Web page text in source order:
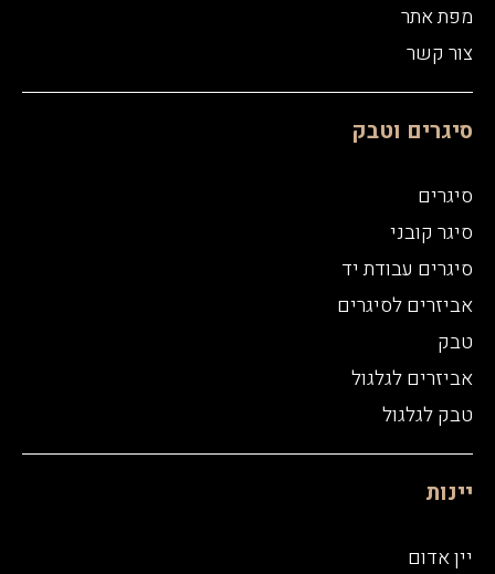
מפת אתר
צור קשר
סיגרים וטבק
סיגרים
סיגר קובני
סיגרים עבודת יד
אביזרים לסיגרים
טבק
אביזרים לגלגול
טבק לגלגול
יינות
יין אדום